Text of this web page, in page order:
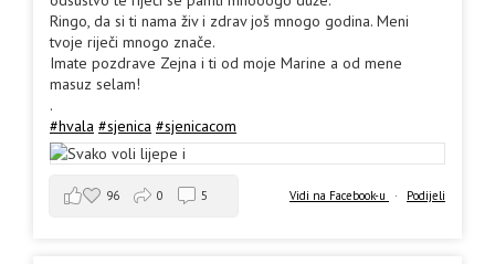
Ringo, da si ti nama živ i zdrav još mnogo godina. Meni
tvoje riječi mnogo znače.
Imate pozdrave Zejna i ti od moje Marine a od mene
masuz selam!
.
#hvala #sjenica #sjenicacom
Vidi na Facebook-u · Podijeli
96 0 5